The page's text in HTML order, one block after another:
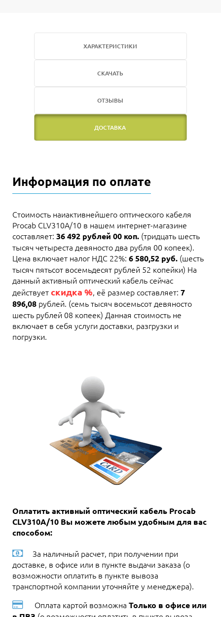
ХАРАКТЕРИСТИКИ
СКАЧАТЬ
ОТЗЫВЫ
ДОСТАВКА
Информация по оплате
Стоимость наиактивнейшего оптического кабеля
Procab CLV310A/10 в нашем интернет-магазине
составляет: 36 492 рублей 00 коп. (тридцать шесть
тысяч четыреста девяносто два рубля 00 копеек).
Цена включает налог НДС 22%: 6 580,52 руб. (шесть
тысяч пятьсот восемьдесят рублей 52 копейки) На
данный активный оптический кабель сейчас
действуетскидка %, её размер составляет: 7
896,08 рублей. (семь тысяч восемьсот девяносто
шесть рублей 08 копеек) Данная стоимость не
включает в себя услуги доставки, разгрузки и
погрузки.
Оплатить активный оптический кабель Procab
CLV310A/10 Вы можете любым удобным для вас
способом:
За наличный расчет, при получении при
доставке, в офисе или в пункте выдачи заказа (о
возможности оплатить в пункте вывоза
транспортной компании уточняйте у менеджера).
Оплата картой возможна Только в офисе или